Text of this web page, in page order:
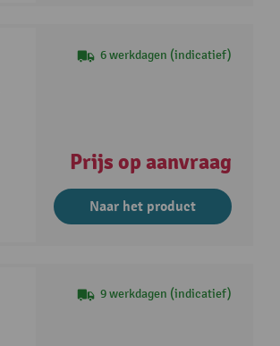
6 werkdagen (indicatief)
Prijs op aanvraag
Naar het product
9 werkdagen (indicatief)